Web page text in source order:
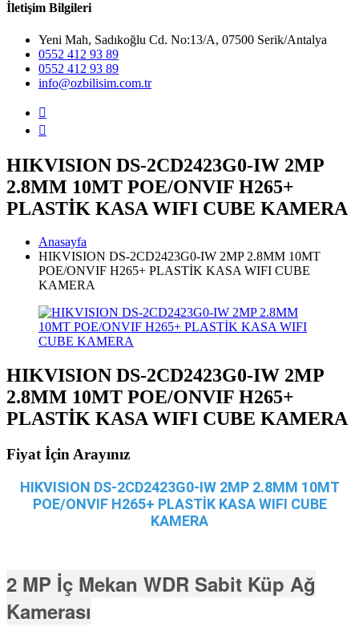
İletişim Bilgileri
Yeni Mah, Sadıkoğlu Cd. No:13/A, 07500 Serik/Antalya
0552 412 93 89
0552 412 93 89
info@ozbilisim.com.tr
HIKVISION DS-2CD2423G0-IW 2MP
2.8MM 10MT POE/ONVIF H265+
PLASTİK KASA WIFI CUBE KAMERA
Anasayfa
HIKVISION DS-2CD2423G0-IW 2MP 2.8MM 10MT
POE/ONVIF H265+ PLASTİK KASA WIFI CUBE
KAMERA
HIKVISION DS-2CD2423G0-IW 2MP
2.8MM 10MT POE/ONVIF H265+
PLASTİK KASA WIFI CUBE KAMERA
Fiyat İçin Arayınız
HIKVISION DS-2CD2423G0-IW 2MP 2.8MM 10MT
POE/ONVIF H265+ PLASTİK KASA WIFI CUBE
KAMERA
2 MP İç Mekan WDR Sabit Küp Ağ
Kamerası